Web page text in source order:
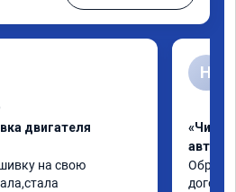
двигателя
на свою
Н
«Чип